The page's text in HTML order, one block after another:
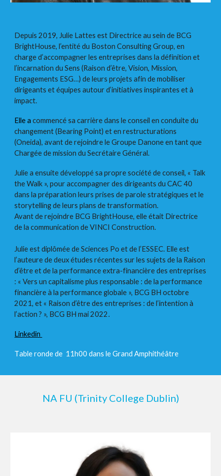
Depuis 2019, Julie Lattes est Directrice au sein de BCG
BrightHouse, l’entité du Boston Consulting Group, en
charge d’accompagner les entreprises dans la définition et
l’incarnation du Sens (Raison d’être, Vision, Mission,
Engagements ESG…) de leurs projets afin de mobiliser
dirigeants et équipes autour d’initiatives inspirantes et à
impact.
Elle acommencé sa carrière dans le conseil en conduite du
changement (Bearing Point) et en restructurations
(Oneida), avant de rejoindre le Groupe Danone en tant que
Chargée de mission du Secrétaire Général.
Julie a ensuite développé sa propre société de conseil, « Talk
the Walk », pour accompagner des dirigeants du CAC 40
dans la préparation leurs prises de parole stratégiques et le
storytelling de leurs plans de transformation.
Avant de rejoindre BCG BrightHouse, elle était Directrice
de la communication de VINCI Construction.
Julie est diplômée de Sciences Po et de l’ESSEC. Elle est
l’auteure de deux études récentes sur les sujets de la Raison
d’être et de la performance extra-financière des entreprises
: « Vers un capitalisme plus responsable : de la performance
financière à la performance globale », BCG BH octobre
2021, et « Raison d’être des entreprises : de l’intention à
l’action ? », BCG BH mai 2022.
Linkedin
Table ronde de 11h00 dans le Grand Amphithéâtre
NA FU (Trinity College Dublin)